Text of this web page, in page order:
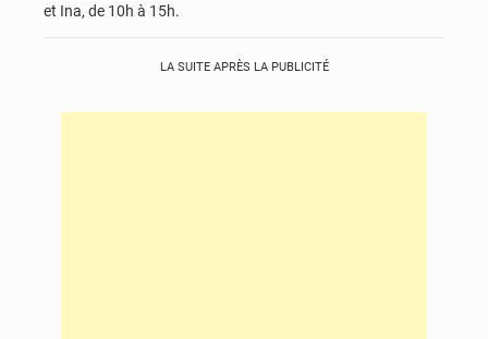
et Ina, de 10h à 15h.
LA SUITE APRÈS LA PUBLICITÉ